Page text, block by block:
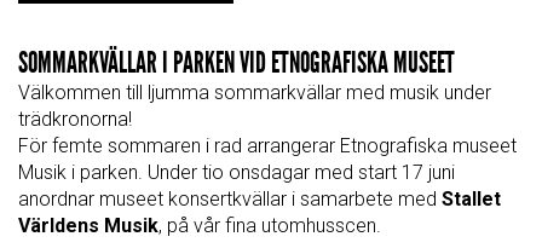
SOMMARKVÄLLAR I PARKEN VID ETNOGRAFISKA MUSEET
Välkommen till ljumma sommarkvällar med musik under
trädkronorna!
För femte sommaren i rad arrangerar Etnografiska museet
Musik i parken. Under tio onsdagar med start 17 juni
anordnar museet konsertkvällar i samarbete med Stallet
Världens Musik, på vår fina utomhusscen.